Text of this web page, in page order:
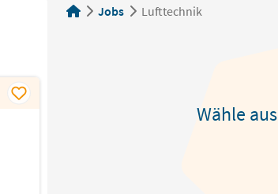
Jobs Lufttechnik
Wähle aus